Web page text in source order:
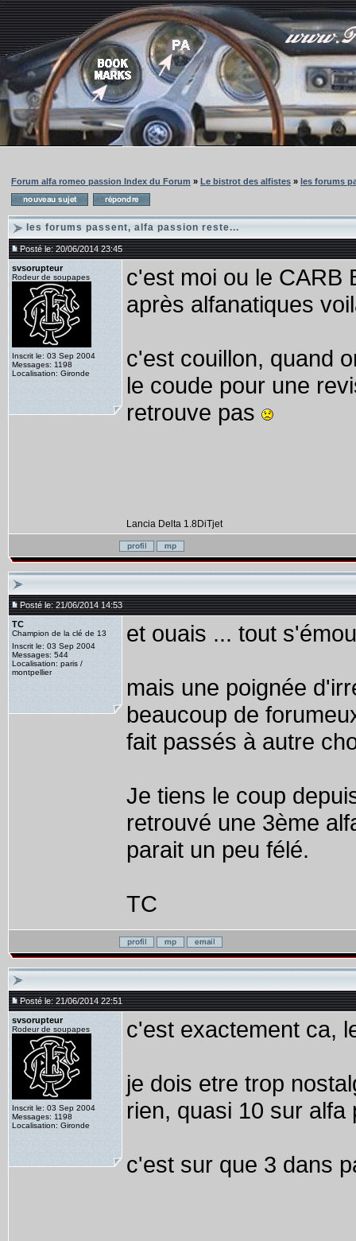
Forum alfa romeo passion Index du Forum » Le bistrot des alfistes » les forums
les forums passent, alfa passion reste...
Posté le: 20/06/2014 23:45
svsorupteur
Rodeur de soupapes
Inscrit le: 03 Sep 2004
Messages: 1198
Localisation: Gironde
c'est moi ou le
après alfanatiques
c'est couillon, quand
le coude pour une
retrouve pas
Lancia Delta 1.8DiTjet
Posté le: 21/06/2014 14:53
TC
Champion de la clé de 13
Inscrit le: 03 Sep 2004
Messages: 544
Localisation: paris /
montpellier
et ouais ... tout
mais une poignée
beaucoup de
fait passés à autre
Je tiens le coup
retrouvé une 3ème
parait un peu félé.
TC
Posté le: 21/06/2014 22:51
svsorupteur
Rodeur de soupapes
Inscrit le: 03 Sep 2004
Messages: 1198
Localisation: Gironde
c'est exactement ca,
je dois etre trop
rien, quasi 10 sur alfa
c'est sur que 3 dans